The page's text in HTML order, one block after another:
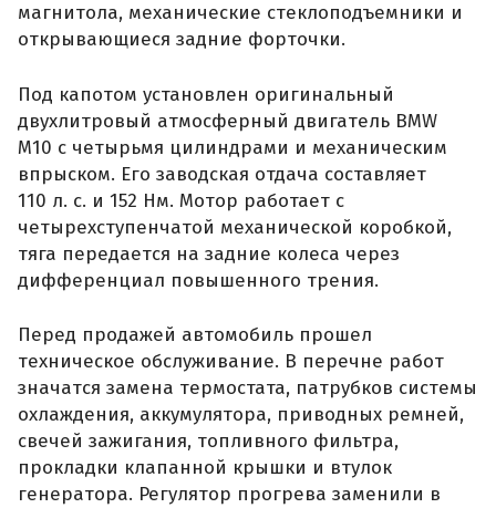
магнитола, механические стеклоподъемники и
открывающиеся задние форточки.
Под капотом установлен оригинальный
двухлитровый атмосферный двигатель BMW
M10 с четырьмя цилиндрами и механическим
впрыском. Его заводская отдача составляет
110 л. с. и 152 Нм. Мотор работает с
четырехступенчатой механической коробкой,
тяга передается на задние колеса через
дифференциал повышенного трения.
Перед продажей автомобиль прошел
техническое обслуживание. В перечне работ
значатся замена термостата, патрубков системы
охлаждения, аккумулятора, приводных ремней,
свечей зажигания, топливного фильтра,
прокладки клапанной крышки и втулок
генератора. Регулятор прогрева заменили в